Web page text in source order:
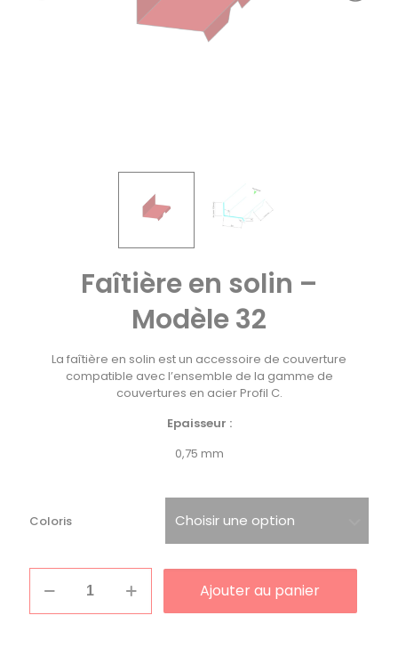
Faîtière en solin –
Modèle 32
La faîtière en solin est un accessoire de couverture
compatible avec l’ensemble de la gamme de
couvertures en acier Profil C.
Epaisseur :
0,75 mm
Coloris
de
Faîtière
Ajouter au panier